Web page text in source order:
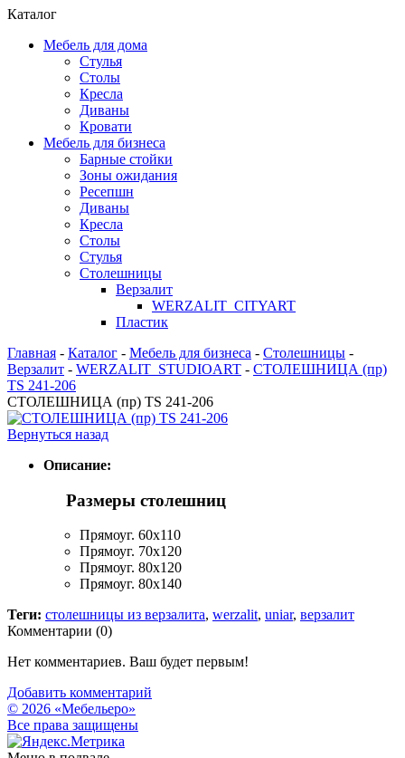
Каталог
Мебель для дома
Стулья
Столы
Кресла
Диваны
Кровати
Мебель для бизнеса
Барные стойки
Зоны ожидания
Ресепшн
Диваны
Кресла
Столы
Стулья
Столешницы
Верзалит
WERZALIT_CITYART
Пластик
Главная - Каталог - Мебель для бизнеса - Столешницы -
Верзалит - WERZALIT_STUDIOART - СТОЛЕШНИЦА (пр)
TS 241-206
СТОЛЕШНИЦА (пр) TS 241-206
Вернуться назад
Описание:
Размеры столешниц
Прямоуг. 60x110
Прямоуг. 70x120
Прямоуг. 80x120
Прямоуг. 80x140
Теги: столешницы из верзалита, werzalit, uniar, верзалит
Комментарии (0)
Нет комментариев. Ваш будет первым!
Добавить комментарий
© 2026 «Мебельеро»
Bce права защищены